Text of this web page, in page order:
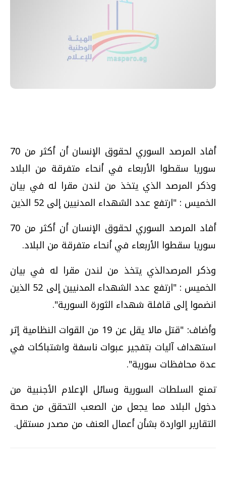
أفاد المرصد السوري لحقوق الإنسان أن أكثر من 70
سوريا سقطوا الأربعاء في أنحاء متفرقة من البلاد
وذكر المرصد الذي يتخذ من لندن مقرا له في بيان
الخميس : "ارتفع عدد الشهداء المدنيين إلى 52 الذين
أفاد المرصد السوري لحقوق الإنسان أن أكثر من 70
سوريا سقطوا الأربعاء في أنحاء متفرقة من البلاد.
وذكر المرصدالذي يتخذ من لندن مقرا له في بيان
الخميس : "ارتفع عدد الشهداء المدنيين إلى 52 الذين
انضموا إلى قافلة شهداء الثورة السورية".
وأضاف: "قتل مالا يقل عن 19 من القوات النظامية إثر
استهداف آليات بتفجير عبوات ناسفة واشتباكات في
عدة محافظات سورية".
تمنع السلطات السورية وسائل الإعلام الأجنبية من
دخول البلاد مما يجعل من الصعب التحقق من صحة
التقارير الواردة بشأن أعمال العنف من مصدر مستقل.